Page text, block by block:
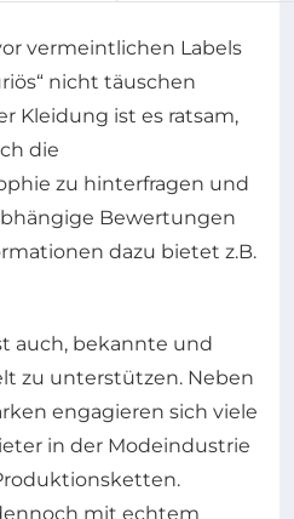
vermeintlichen Labels
nicht täuschen
Kleidung ist es ratsam,
die
zu hinterfragen und
Bewertungen
dazu bietet z.B.
auch, bekannte und
zu unterstützen. Neben
engagieren sich viele
in der Modeindustrie
mit echtem